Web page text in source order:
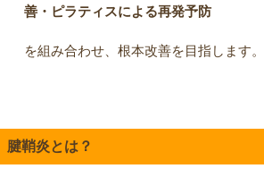
善・ピラティスによる再発予防
を組み合わせ、根本改善を目指します。
腱鞘炎とは？